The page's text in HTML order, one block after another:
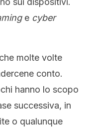
e cyber
molte volte
conto.
hanno lo scopo
successiva, in
o qualunque